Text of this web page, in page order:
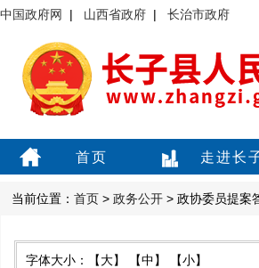
中国政府网 | 山西省政府 | 长治市政府
首页 走进长
当前位置： 首页 > 政务公开 > 政协委员提案
字体大小： 【大】 【中】 【小】